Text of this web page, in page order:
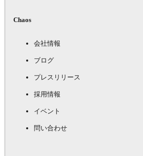
Chaos
会社情報
ブログ
プレスリリース
採用情報
イベント
問い合わせ